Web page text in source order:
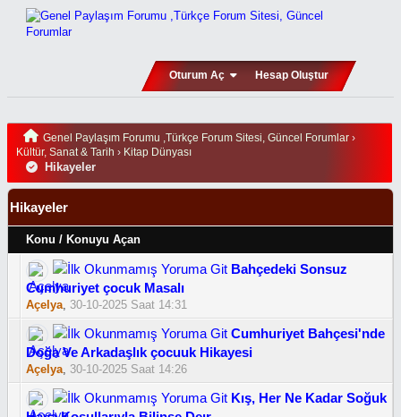
Oturum Aç Hesap Oluştur
Genel Paylaşım Forumu ,Türkçe Forum Sitesi, Güncel Forumlar ›
Kültür, Sanat & Tarih › Kitap Dünyası
Hikayeler
Hikayeler
Konu / Konuyu Açan
Bahçedeki Sonsuz
Cumhuriyet çocuk Masalı
Açelya, 30-10-2025 Saat 14:31
Cumhuriyet Bahçesi'nde
Doğa Ve Arkadaşlık çocuuk Hikayesi
Açelya, 30-10-2025 Saat 14:26
Kış, Her Ne Kadar Soğuk